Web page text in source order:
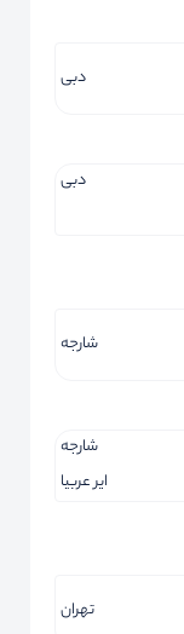
دبی
دبی
شارجه
شارجه
ایر عربیا
تهران